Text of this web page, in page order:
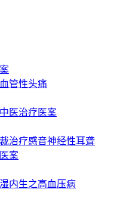
管性头痛
医治疗医案
治疗感音神经性耳聋
案
内生之高血压病